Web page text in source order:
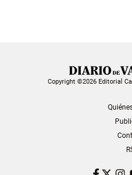
Copyright ©2026 Editorial